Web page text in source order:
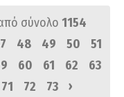
σύνολο 1154
48 49 50
51
60 61 62
63
71 72 73 ›